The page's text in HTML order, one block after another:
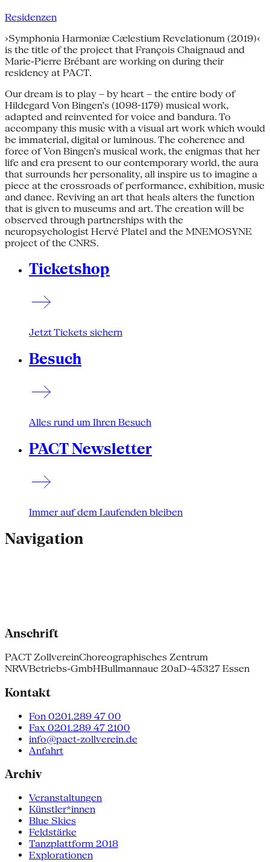
Residenzen
›Symphonia Harmoniæ Cælestium Revelationum (2019)‹
is the title of the project that François Chaignaud and
Marie-Pierre Brébant are working on during their
residency at PACT.
Our dream is to play – by heart – the entire body of
Hildegard Von Bingen’s (1098-1179) musical work,
adapted and reinvented for voice and bandura. To
accompany this music with a visual art work which would
be immaterial, digital or luminous. The coherence and
force of Von Bingen’s musical work, the enigmas that her
life and era present to our contemporary world, the aura
that surrounds her personality, all inspire us to imagine a
piece at the crossroads of performance, exhibition, music
and dance. Reviving an art that heals alters the function
that is given to museums and art. The creation will be
observed through partnerships with the
neuropsychologist Hervé Platel and the MNEMOSYNE
project of the CNRS.
Ticketshop
Jetzt Tickets sichern
Besuch
Alles rund um Ihren Besuch
PACT Newsletter
Immer auf dem Laufenden bleiben
Navigation
Anschrift
PACT ZollvereinChoreographisches Zentrum
NRWBetriebs-GmbHBullmannaue 20aD-45327 Essen
Kontakt
Fon 0201.289 47 00
Fax 0201.289 47 2100
info@pact-zollverein.de
Anfahrt
Archiv
Veranstaltungen
Künstler*innen
Blue Skies
Feldstärke
Tanzplattform 2018
Explorationen